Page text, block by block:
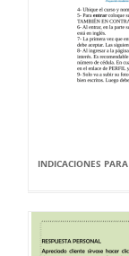
INDICACIONES